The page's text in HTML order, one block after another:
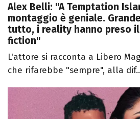
Alex Belli: "A Temptation
montaggio è geniale.
tutto, i reality hanno preso
fiction"
L'attore si racconta a Libero
che rifarebbe "sempre", alla